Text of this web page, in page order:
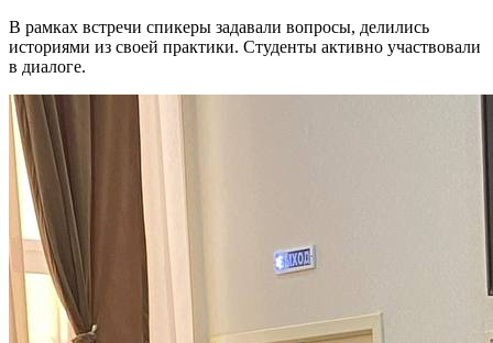
В рамках встречи спикеры задавали вопросы, делились
историями из своей практики. Студенты активно участвовали
в диалоге.